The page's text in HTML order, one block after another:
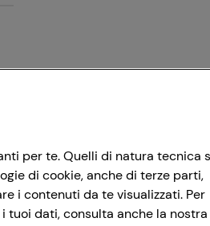
per te. Quelli di natura tecnica
di cookie, anche di terze parti,
i contenuti da te visualizzati. Per
tuoi dati, consulta anche la nostra